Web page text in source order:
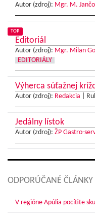
Autor (zdroj): Mgr. M.
TOP
Editoriál
Autor (zdroj): Mgr. Milan
EDITORIÁLY
Výherca súťažnej
Autor (zdroj): Redakcia
Jedálny lístok
Autor (zdroj): ŽP Gastro-
ODPORÚČANÉ ČLÁNKY
V regióne Apúlia pocítite